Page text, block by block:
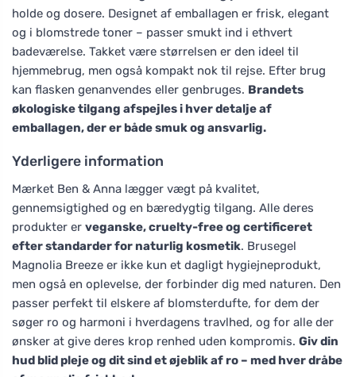
holde og dosere. Designet af emballagen er frisk, elegant
og i blomstrede toner – passer smukt ind i ethvert
badeværelse. Takket være størrelsen er den ideel til
hjemmebrug, men også kompakt nok til rejse. Efter brug
kan flasken genanvendes eller genbruges. Brandets
økologiske tilgang afspejles i hver detalje af
emballagen, der er både smuk og ansvarlig.
Yderligere information
Mærket Ben & Anna lægger vægt på kvalitet,
gennemsigtighed og en bæredygtig tilgang. Alle deres
produkter er veganske, cruelty-free og certificeret
efter standarder for naturlig kosmetik. Brusegel
Magnolia Breeze er ikke kun et dagligt hygiejneprodukt,
men også en oplevelse, der forbinder dig med naturen. Den
passer perfekt til elskere af blomsterdufte, for dem der
søger ro og harmoni i hverdagens travlhed, og for alle der
ønsker at give deres krop renhed uden kompromis. Giv din
hud blid pleje og dit sind et øjeblik af ro – med hver dråbe